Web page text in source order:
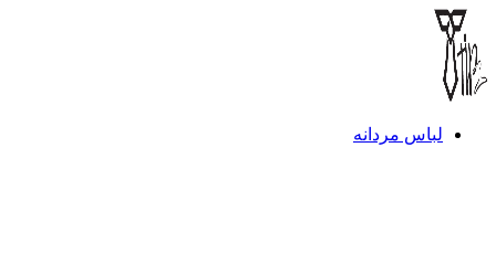
لباس مردانه